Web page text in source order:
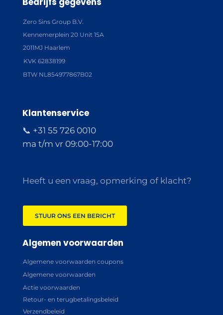
Zero Sins Group B.V.
Kennemerplein 20 Unit 15A
2011MJ Haarlem
KVK 62838199
BTW NL854977867B02
Klantenservice
📞 +31 55 726 0010
ma t/m vr 09:00-17:00
Heeft u een vraag, opmerking of klacht?
STUUR ONS EEN BERICHT
Algemen voorwaarden
Algemene voorwaarden coupons
Algemene voorwaarden
Actie voorwaarden
Retour- en terugbetalingsbeleid
Verzendbeleid